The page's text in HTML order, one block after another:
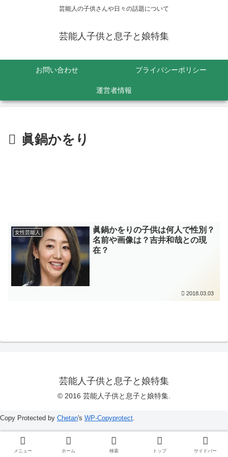
芸能人の子供さんや日々の話題について
芸能人子供と息子と娘特集
お問い合わせ プライバシーポリシー
運営者情報
眞鍋かをり
女性芸能人
眞鍋かをりの子供は何人で性別？
名前や画像は？吉井和哉との現
在？
2018.03.03
芸能人子供と息子と娘特集
© 2016 芸能人子供と息子と娘特集.
メニュー ホーム 検索 トップ サイドバー
Copy Protected by Chetan's WP-Copyprotect